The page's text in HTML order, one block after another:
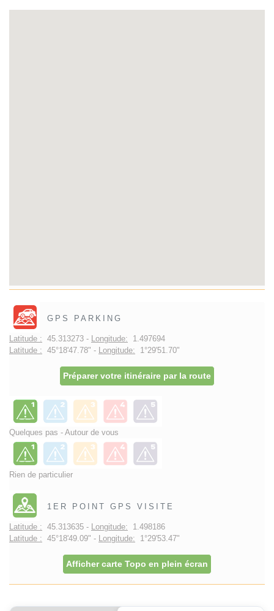
GPS PARKING
Latitude : 45.313273 - Longitude: 1.497694
Latitude : 45°18'47.78" - Longitude: 1°29'51.70"
Préparer votre itinéraire par la route
Quelques pas - Autour de vous
Rien de particulier
1ER POINT GPS VISITE
Latitude : 45.313635 - Longitude: 1.498186
Latitude : 45°18'49.09" - Longitude: 1°29'53.47"
Afficher carte Topo en plein écran